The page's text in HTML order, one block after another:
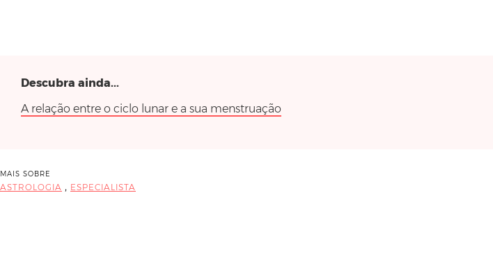
Descubra ainda...
A relação entre o ciclo lunar e a sua menstruação
MAIS SOBRE
ASTROLOGIA , ESPECIALISTA